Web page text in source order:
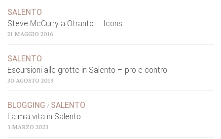
SALENTO
Steve McCurry a Otranto – Icons
21 MAGGIO 2016
SALENTO
Escursioni alle grotte in Salento – pro e contro
30 AGOSTO 2019
BLOGGING / SALENTO
La mia vita in Salento
3 MARZO 2023